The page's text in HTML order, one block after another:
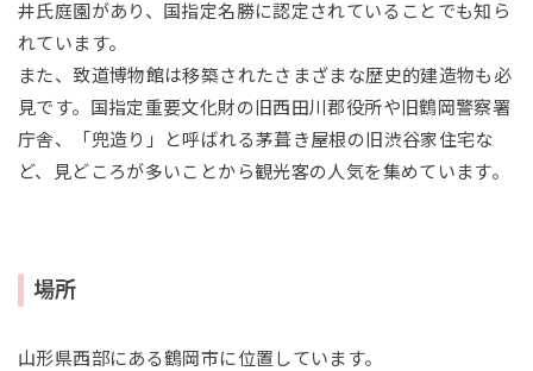
井氏庭園があり、国指定名勝に認定されていることでも知ら
れています。
また、致道博物館は移築されたさまざまな歴史的建造物も必
見です。国指定重要文化財の旧西田川郡役所や旧鶴岡警察署
庁舎、「兜造り」と呼ばれる茅葺き屋根の旧渋谷家住宅な
ど、見どころが多いことから観光客の人気を集めています。
場所
山形県西部にある鶴岡市に位置しています。